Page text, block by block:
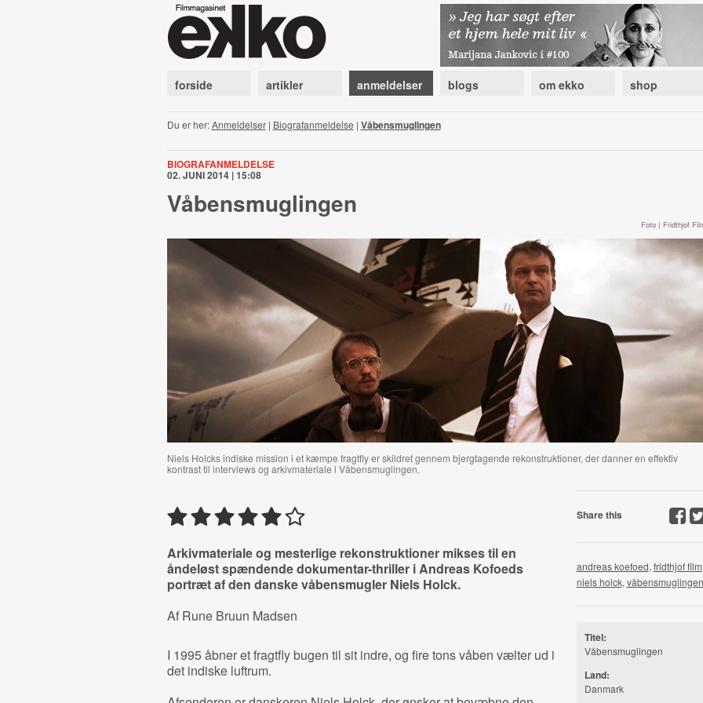
forside artikler anmeldelser blogs om ekko shop
Du er her:Anmeldelser| Biografanmeldelse | Våbensmuglingen
BIOGRAFANMELDELSE
02. JUNI 2014 | 15:08
Våbensmuglingen
Foto | Fridthjof
Niels Holcks indiske mission i et kæmpe fragtfly er skildret gennem bjergtagende rekonstruktioner, der danner en effektiv
kontrast til interviews og arkivmateriale i Våbensmuglingen.
Arkivmateriale og mesterlige rekonstruktioner mikses til en
åndeløst spændende dokumentar-thriller i Andreas Kofoeds
portræt af den danske våbensmugler Niels Holck.
Af Rune Bruun Madsen
I 1995 åbner et fragtfly bugen til sit indre, og fire tons våben vælter ud i
det indiske luftrum.
Share this
andreas koefoed, fridthjof film
niels holck, våbensmuglingen
Titel:
Våbensmuglingen
Land:
Danmark